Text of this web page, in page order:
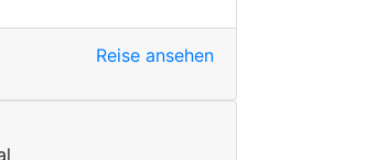
Reise ansehen